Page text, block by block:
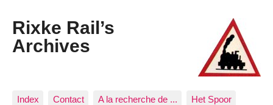
Rixke Rail’s
Archives
Index Contact A la recherche de ... Het Spoor